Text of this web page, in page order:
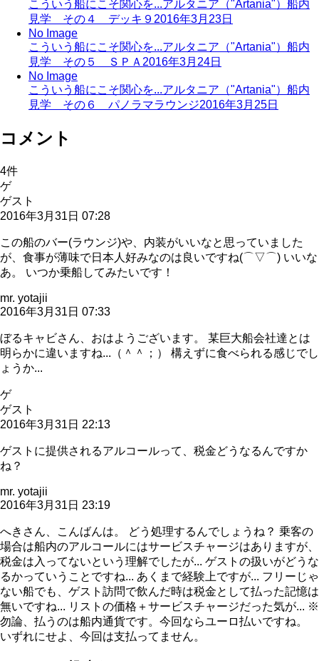
こういう船にこそ関心を...アルタニア（"Artania"）船内
見学 その４ デッキ９ 2016年3月23日
No Image
こういう船にこそ関心を...アルタニア（"Artania"）船内
見学 その５ ＳＰＡ 2016年3月24日
No Image
こういう船にこそ関心を...アルタニア（"Artania"）船内
見学 その６ パノラマラウンジ2016年3月25日
コメント
4件
ゲ
ゲスト
2016年3月31日 07:28
この船のバー(ラウンジ)や、内装がいいなと思っていました
が、食事が薄味で日本人好みなのは良いですね(⌒▽⌒) いいな
あ。 いつか乗船してみたいです！
mr. yotajii
2016年3月31日 07:33
ぼるキャビさん、おはようございます。 某巨大船会社達とは
明らかに違いますね...（＾＾；） 構えずに食べられる感じでし
ょうか...
ゲ
ゲスト
2016年3月31日 22:13
ゲストに提供されるアルコールって、税金どうなるんですか
ね？
mr. yotajii
2016年3月31日 23:19
へきさん、こんばんは。 どう処理するんでしょうね？ 乗客の
場合は船内のアルコールにはサービスチャージはありますが、
税金は入ってないという理解でしたが... ゲストの扱いがどうな
るかっていうことですね... あくまで経験上ですが... フリーじゃ
ない船でも、ゲスト訪問で飲んだ時は税金として払った記憶は
無いですね... リストの価格＋サービスチャージだった気が... ※
勿論、払うのは船内通貨です。今回ならユーロ払いですね。
いずれにせよ、今回は支払ってません。